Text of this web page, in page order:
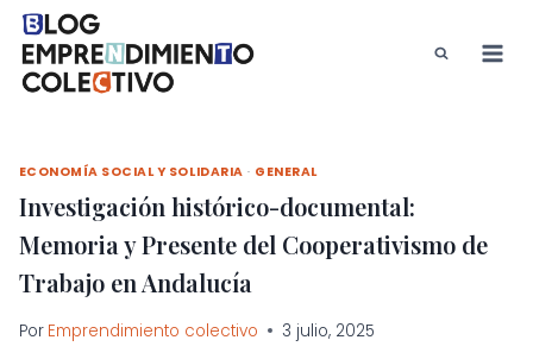
Saltar
contenido
ECONOMÍA SOCIAL Y SOLIDARIA · GENERAL
Investigación histórico-documental:
Memoria y Presente del Cooperativismo de
Trabajo en Andalucía
Por Emprendimiento colectivo 3 julio, 2025